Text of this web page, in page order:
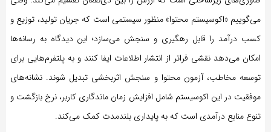
می‌گوییم «اکوسیستم محتوا» منظور سیستمی است که جریان تولید، توزیع و
کسب درآمد را قابل رهگیری و سنجش می‌سازد؛ این دیدگاه به رسانه‌ها
امکان می‌دهد نقشی فراتر از انتشار اطلاعات ایفا کنند و به پلتفرم‌هایی برای
توسعه مخاطب، آزمون محتوا و سنجش اثربخشی تبدیل شوند. نشانه‌های
موفقیت در این اکوسیستم شامل افزایش زمان ماندگاری کاربر، نرخ بازگشت و
تنوع منابع درآمدی است که به پایداری بلندمدت کمک می‌کند.